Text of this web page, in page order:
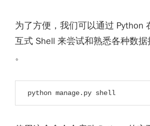
为了方便，我们可以通过 Python
互式 Shell 来尝试和熟悉各种数据
。
python manage.py shell